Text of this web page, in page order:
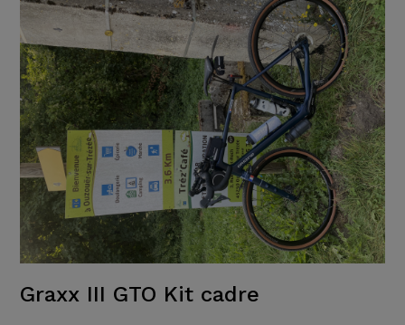
Graxx III GTO Kit cadre